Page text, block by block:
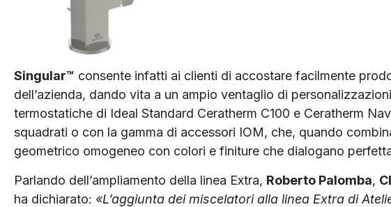
Singular™ consente infatti ai clienti di accostare facilmente
dell’azienda, dando vita a un ampio ventaglio di
termostatiche di Ideal Standard Ceratherm C100 e Ceratherm
squadrati o con la gamma di accessori IOM, che, quando
geometrico omogeneo con colori e finiture che dialogano
Parlando dell’ampliamento della linea Extra, Roberto Palomba,
ha dichiarato: «L’aggiunta dei miscelatori alla linea Extra di